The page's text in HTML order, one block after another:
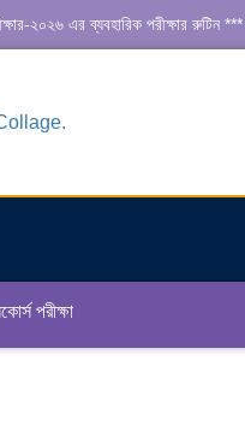
এর ব্যবহারিক পরীক্ষার রুটিন ***
পরীক্ষা